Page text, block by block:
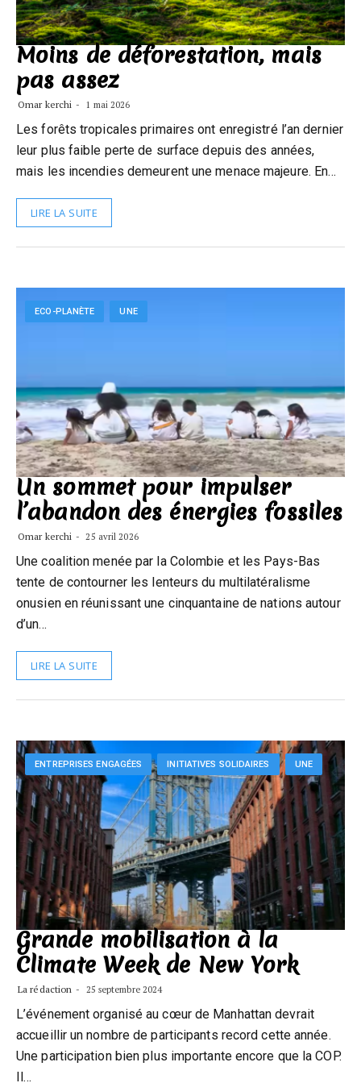
Moins de déforestation, mais
pas assez
Omar kerchi 1 mai 2026
Les forêts tropicales primaires ont enregistré l’an dernier
leur plus faible perte de surface depuis des années,
mais les incendies demeurent une menace majeure. En…
LIRE LA SUITE
ECO-PLANÈTE UNE
Un sommet pour impulser
l’abandon des énergies fossiles
Omar kerchi 25 avril 2026
Une coalition menée par la Colombie et les Pays-Bas
tente de contourner les lenteurs du multilatéralisme
onusien en réunissant une cinquantaine de nations autour
d’un…
LIRE LA SUITE
ENTREPRISES ENGAGÉES INITIATIVES SOLIDAIRES UNE
Grande mobilisation à la
Climate Week de New York
La rédaction 25 septembre 2024
L’événement organisé au cœur de Manhattan devrait
accueillir un nombre de participants record cette année.
Une participation bien plus importante encore que la COP.
Il…